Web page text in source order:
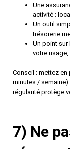
Une
activité :
Un outil
trésorerie
Un point sur
votre usage,
Conseil : mettez en
minutes / semaine)
régularité protège
7) Ne